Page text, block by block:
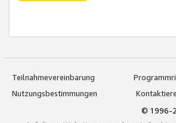
Teilnahmevereinbarung
Nutzungsbestimmungen
© 1996-